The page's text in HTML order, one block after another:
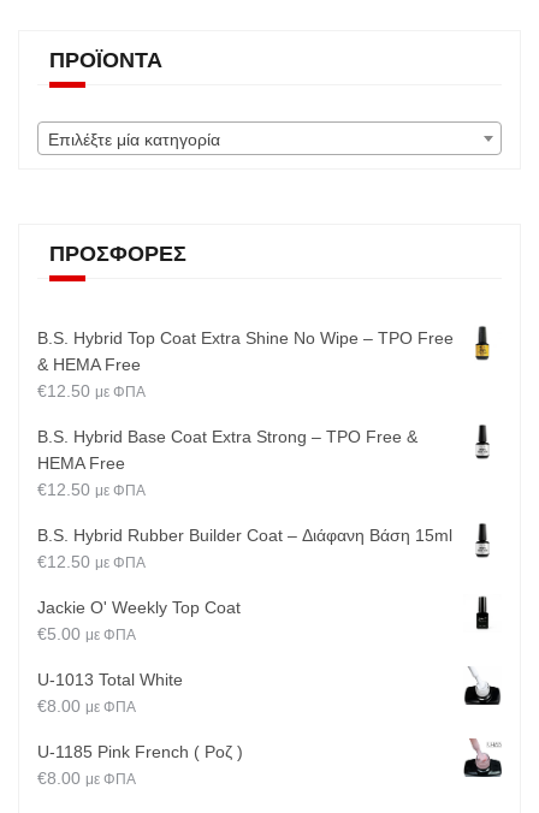
ΠΡΟΪΌΝΤΑ
Επιλέξτε μία κατηγορία
ΠΡΟΣΦΟΡΈΣ
B.S. Hybrid Top Coat Extra Shine No Wipe – TPO Free
& HEMA Free
€12.50 με ΦΠΑ
B.S. Hybrid Base Coat Extra Strong – TPO Free &
HEMA Free
€12.50 με ΦΠΑ
B.S. Hybrid Rubber Builder Coat – Διάφανη Βάση 15ml
€12.50 με ΦΠΑ
Jackie O' Weekly Top Coat
€5.00 με ΦΠΑ
U-1013 Total White
€8.00 με ΦΠΑ
U-1185 Pink French ( Ροζ )
€8.00 με ΦΠΑ